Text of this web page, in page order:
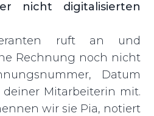
nicht digitalisierten
ruft an und
Rechnung noch nicht
Datum
Mitarbeiterin mit.
wir sie Pia, notiert